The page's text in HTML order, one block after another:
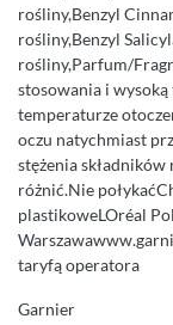
rośliny,Benzyl
rośliny,Benzyl
rośliny,Parfum/
stosowania i
temperaturze
oczu natychmiast
stężenia
różnić.Nie
plastikoweLOréal
taryfą operatora
Garnier